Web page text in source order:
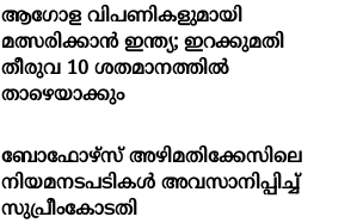
ആഗോള വിപണികളുമായി
മത്സരിക്കാൻ ഇന്ത്യ; ഇറക്കുമതി
തീരുവ 10 ശതമാനത്തിൽ
താഴെയാക്കും
ബോഫോഴ്‌സ് അഴിമതിക്കേസിലെ
നിയമനടപടികൾ അവസാനിപ്പിച്ച്
സുപ്രീംകോടതി